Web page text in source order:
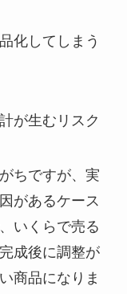
化してしまう
が生むリスク
ちですが、実
があるケース
いくらで売る
成後に調整が
商品になりま